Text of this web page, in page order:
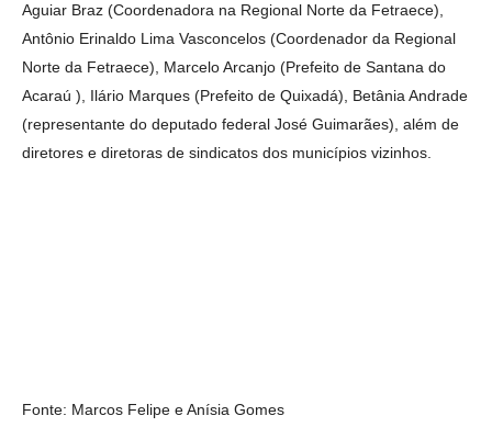
Aguiar Braz (Coordenadora na Regional Norte da Fetraece),
Antônio Erinaldo Lima Vasconcelos (Coordenador da Regional
Norte da Fetraece), Marcelo Arcanjo (Prefeito de Santana do
Acaraú ), Ilário Marques (Prefeito de Quixadá), Betânia Andrade
(representante do deputado federal José Guimarães), além de
diretores e diretoras de sindicatos dos municípios vizinhos.
Fonte: Marcos Felipe e Anísia Gomes